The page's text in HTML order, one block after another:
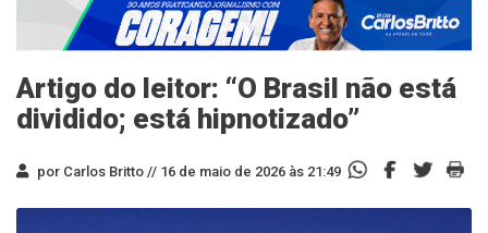
Artigo do leitor: “O Brasil não está
dividido; está hipnotizado”
por Carlos Britto // 16 de maio de 2026 às 21:49